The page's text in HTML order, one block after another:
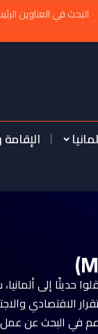
حديثًا إلى ألمانيا،
الاقتصادي
في البحث عن